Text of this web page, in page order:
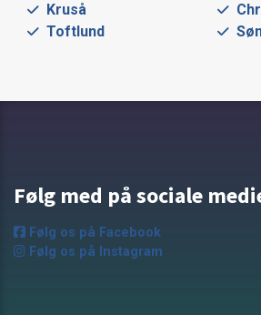
Kruså
Toftlund
Følg med på sociale
Følg os på Facebook
Følg os på Instagram